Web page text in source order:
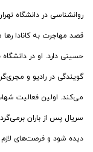
روانشناسی در دانشگاه
قصد مهاجرت به کانادا
حسینی دارد. او در
گویندگی در رادیو و
می‌کند. اولین فعالیت
سریال پس از باران
دیده شود و فرصت‌های لازم